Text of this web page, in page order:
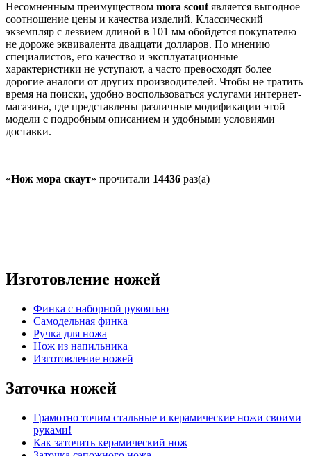
Несомненным преимуществом mora scout является выгодное
соотношение цены и качества изделий. Классический
экземпляр с лезвием длиной в 101 мм обойдется покупателю
не дороже эквивалента двадцати долларов. По мнению
специалистов, его качество и эксплуатационные
характеристики не уступают, а часто превосходят более
дорогие аналоги от других производителей. Чтобы не тратить
время на поиски, удобно воспользоваться услугами интернет-
магазина, где представлены различные модификации этой
модели с подробным описанием и удобными условиями
доставки.
«Нож мора скаут» прочитали 14436 раз(а)
Изготовление ножей
Финка с наборной рукоятью
Самодельная финка
Ручка для ножа
Нож из напильника
Изготовление ножей
Заточка ножей
Грамотно точим стальные и керамические ножи своими
руками!
Как заточить керамический нож